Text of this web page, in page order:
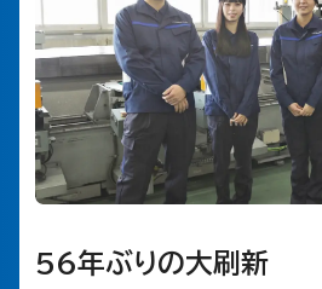
56年ぶりの大刷新